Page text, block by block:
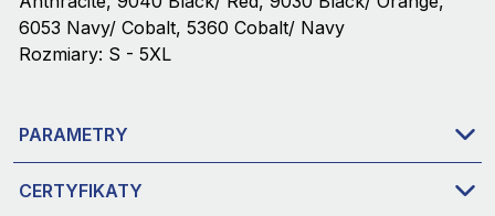
6053 Navy/ Cobalt, 5360 Cobalt/ Navy
Rozmiary: S - 5XL
PARAMETRY
CERTYFIKATY